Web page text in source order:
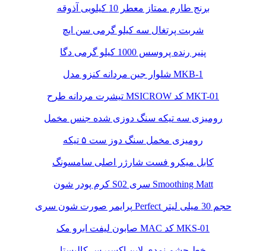
برنج طارم ممتاز معطر 10 کیلویی آذوقه
شربت پرتغال سه کیلو گرمی سن ایچ
پنیر رنده پروسس 1000 کیلو گرمی دگا
شلوار جین مردانه کنزو مدل MKB-1
تیشرت مردانه طرح MSICROW کد MKT-01
رومیزی سه تیکه سنگ دوزی شده جنس مخمل
رومیزی مخمل سنگ دوز ست ۵ تیکه
کابل میکرو فست شارژر اصلی سامسونگ
کرم پودر شون S02 سری Smoothing Matt
پرایمر صورت شون سری Perfect حجم 30 میلی لیتر
صابون لیفت ابرو مک MAC کد MKS-01